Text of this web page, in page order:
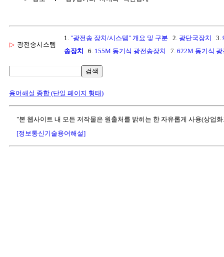
▷ 광전송시스템
1. "광전송 장치/시스템" 개요 및 구분 2. 광단국장치 3.
송장치 6. 155M 동기식 광전송장치 7. 622M 동기식
검색
용어해설 종합 (단일 페이지 형태)
"본 웹사이트 내 모든 저작물은 원출처를 밝히는 한 자유롭게 사용(상업
[정보통신기술용어해설]